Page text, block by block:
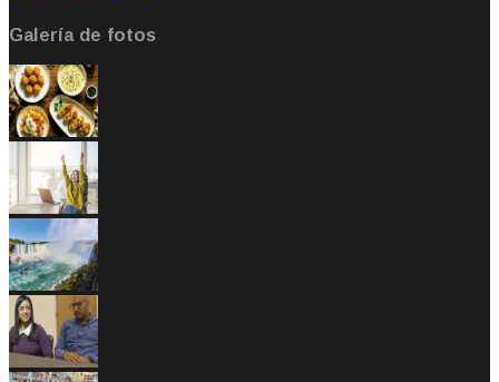
Abr 24, 2020
Galería de fotos